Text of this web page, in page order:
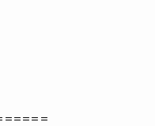
＝＝＝＝＝